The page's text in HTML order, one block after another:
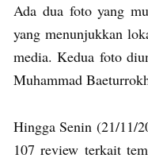
Ada dua foto yang
yang menunjukkan
media. Kedua foto
Muhammad
Hingga Senin (21/11/
107 review terkait